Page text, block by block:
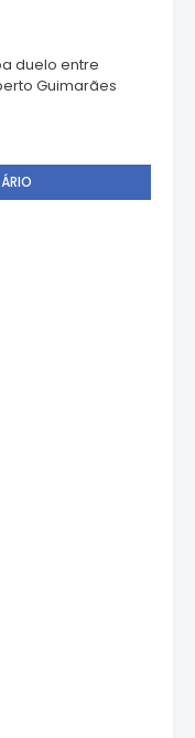
duelo entre
Guimarães